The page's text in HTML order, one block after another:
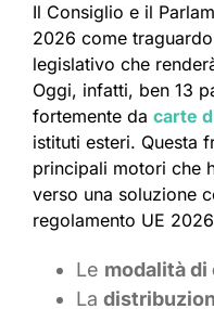
Il Consiglio e il
2026 come
legislativo che
Oggi, infatti, ben 13
fortemente da carte
istituti esteri. Questa
principali motori che
verso una soluzione
regolamento UE
Le modalità di
La